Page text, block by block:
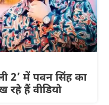
2’ में पवन सिंह का
रहे हैं वीडियो